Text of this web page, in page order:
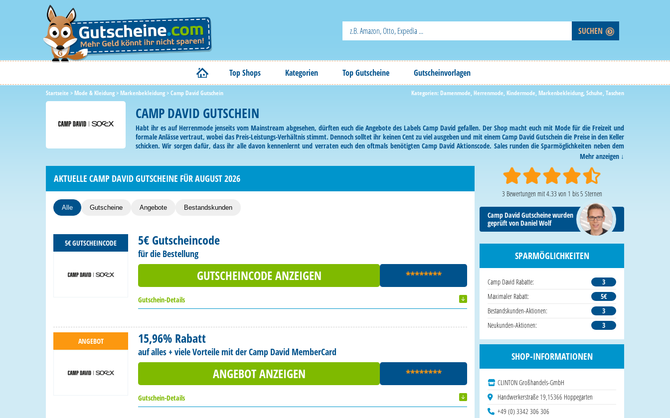
Top Shops Kategorien Top Gutscheine Gutscheinvorlagen
Startseite >Mode & Kleidung>Markenbekleidung>Camp David Gutschein Kategorien:Damenmode,Herrenmode,Kindermode,Markenbekleidung,Schuhe,Taschen
CAMP DAVID GUTSCHEIN
Habt ihr es auf Herrenmode jenseits vom Mainstream abgesehen, dürften euch die Angebote des Labels Camp David gefallen. Der Shop macht euch mit Mode für die Freizeit und
formale Anlässe vertraut, wobei das Preis-Leistungs-Verhältnis stimmt. Dennoch solltet ihr keinen Cent zu viel ausgeben und mit einem Camp David Gutschein die Preise in den Keller
schicken. Wir sorgen dafür, dass ihr alle davon kennenlernt und verraten euch den oftmals benötigten Camp David Aktionscode. Sales runden die Sparmöglichkeiten neben dem
Mehr anzeigen
AKTUELLE CAMP DAVID GUTSCHEINE FÜR AUGUST 2026
Alle Gutscheine Angebote Bestandskunden
5€ GUTSCHEINCODE 5€ Gutscheincode
für die Bestellung
GUTSCHEINCODE ANZEIGEN ********
Gutschein-Details
ANGEBOT 15,96% Rabatt
auf alles + viele Vorteile mit der Camp David MemberCard
ANGEBOT ANZEIGEN ********
Gutschein-Details
3 Bewertungen mit4.33 von 1 bis5 Sternen
Camp David Gutscheine wurden
geprüft von Daniel Wolf
SPARMÖGLICHKEITEN
Camp David Rabatte:
3
Maximaler Rabatt:
5€
Bestandskunden-Aktionen:
3
Neukunden-Aktionen:
3
SHOP-INFORMATIONEN
CLINTON Großhandels-GmbH
Handwerkerstraße 19,15366 Hoppegarten
+49 (0) 3342 306 306